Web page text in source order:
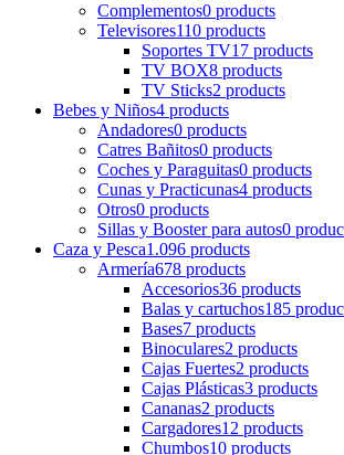
Complementos0 products
Televisores110 products
Soportes TV17 products
TV BOX8 products
TV Sticks2 products
Bebes y Niños4 products
Andadores0 products
Catres Bañitos0 products
Coches y Paraguitas0 products
Cunas y Practicunas4 products
Otros0 products
Sillas y Booster para autos0
Caza y Pesca1.096 products
Armería678 products
Accesorios36 products
Balas y cartuchos185
Bases7 products
Binoculares2 products
Cajas Fuertes2 products
Cajas Plásticas3 products
Cananas2 products
Cargadores12 products
Chumbos10 products